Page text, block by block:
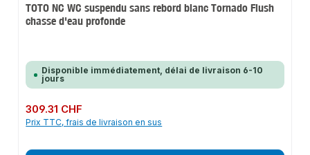
TOTO NC WC suspendu sans rebord blanc Tornado Flush
chasse d'eau profonde
Disponible immédiatement, délai de livraison 6-10
jours
Prix régulier :
309.31 CHF
Prix TTC, frais de livraison en sus